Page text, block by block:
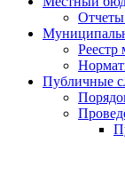
Реестр
Публичные